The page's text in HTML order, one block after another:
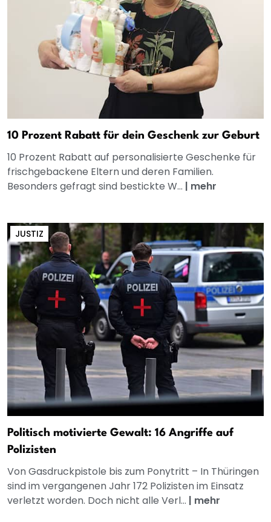
10 Prozent Rabatt für dein Geschenk zur Geburt
10 Prozent Rabatt auf personalisierte Geschenke für
frischgebackene Eltern und deren Familien.
Besonders gefragt sind bestickte W... | mehr
JUSTIZ
Politisch motivierte Gewalt: 16 Angriffe auf
Polizisten
Von Gasdruckpistole bis zum Ponytritt – In Thüringen
sind im vergangenen Jahr 172 Polizisten im Einsatz
verletzt worden. Doch nicht alle Verl... | mehr